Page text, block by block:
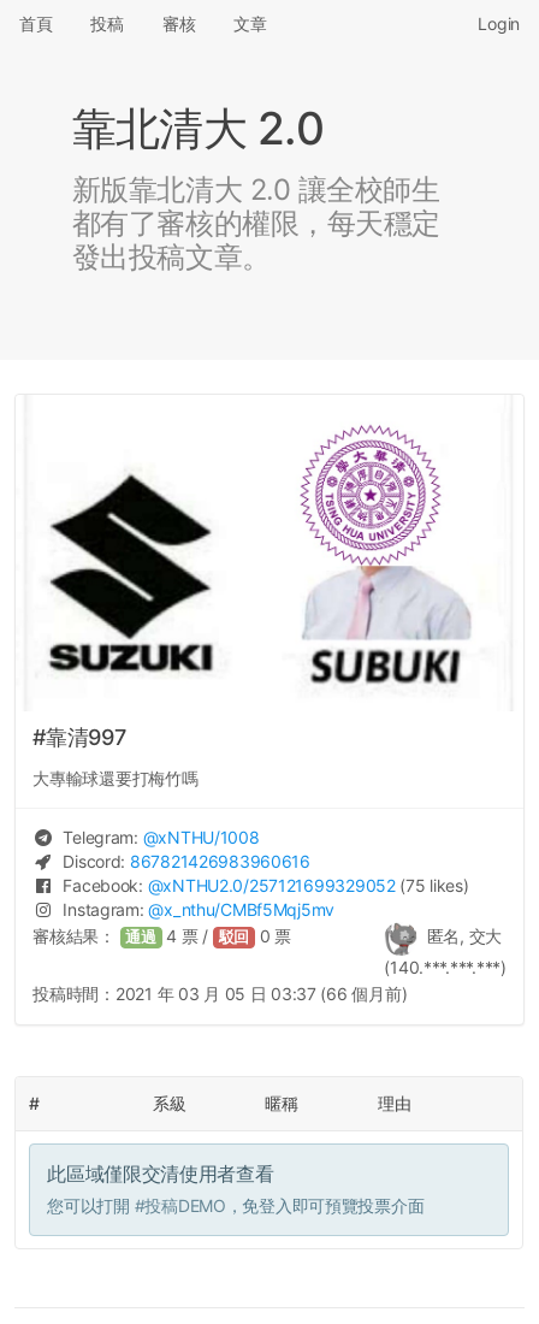
首頁 投稿 審核 文章 Login
靠北清大 2.0
新版靠北清大 2.0 讓全校師生
都有了審核的權限，每天穩定
發出投稿文章。
#靠清997
大專輸球還要打梅竹嗎
Telegram: @xNTHU/1008
Discord: 867821426983960616
Facebook: @xNTHU2.0/257121699329052 (75 likes)
Instagram:@x_nthu/CMBf5Mqj5mv
匿名, 交大
(140.***.***.***)
審核結果： 通過 4 票 / 駁回 0 票
投稿時間： 2021 年 03 月 05 日 03:37 (66 個月前)
# 系級 暱稱 理由
此區域僅限交清使用者查看
您可以打開 #投稿DEMO ，免登入即可預覽投票介面